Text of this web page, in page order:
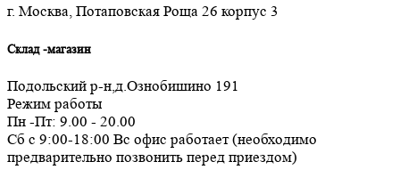
г. Москва, Потаповская Роща 26 корпус 3
Склад -магазин
Подольский р-н,д.Ознобишино 191
Режим работы
Пн -Пт: 9.00 - 20.00
Сб с 9:00-18:00 Вс офис работает (необходимо
предварительно позвонить перед приездом)